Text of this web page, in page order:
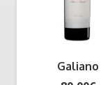
Galiano